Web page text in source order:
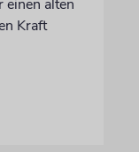
einen alten
Kraft